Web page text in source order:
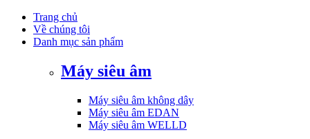
Trang chủ
Về chúng tôi
Danh mục sản phẩm
Máy siêu âm
Máy siêu âm không dây
Máy siêu âm EDAN
Máy siêu âm WELLD